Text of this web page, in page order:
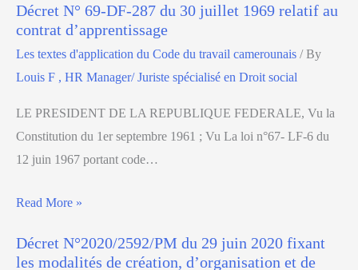
Décret N° 69-DF-287 du 30 juillet 1969 relatif au
contrat d’apprentissage
Les textes d'application du Code du travail camerounais / By
Louis F , HR Manager/ Juriste spécialisé en Droit social
LE PRESIDENT DE LA REPUBLIQUE FEDERALE, Vu la
Constitution du 1er septembre 1961 ; Vu La loi n°67- LF-6 du
12 juin 1967 portant code…
Read More »
Décret N°2020/2592/PM du 29 juin 2020 fixant
les modalités de création, d’organisation et de